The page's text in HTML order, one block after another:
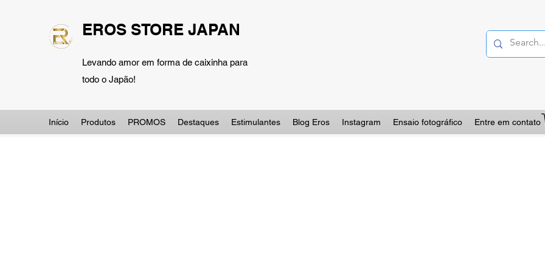
EROS STORE JAPAN
Levando amor em forma de caixinha para
todo o Japão!
Início Produtos PROMOS Destaques Estimulantes Blog Eros Instagram Ensaio fotográfico Entre em contato